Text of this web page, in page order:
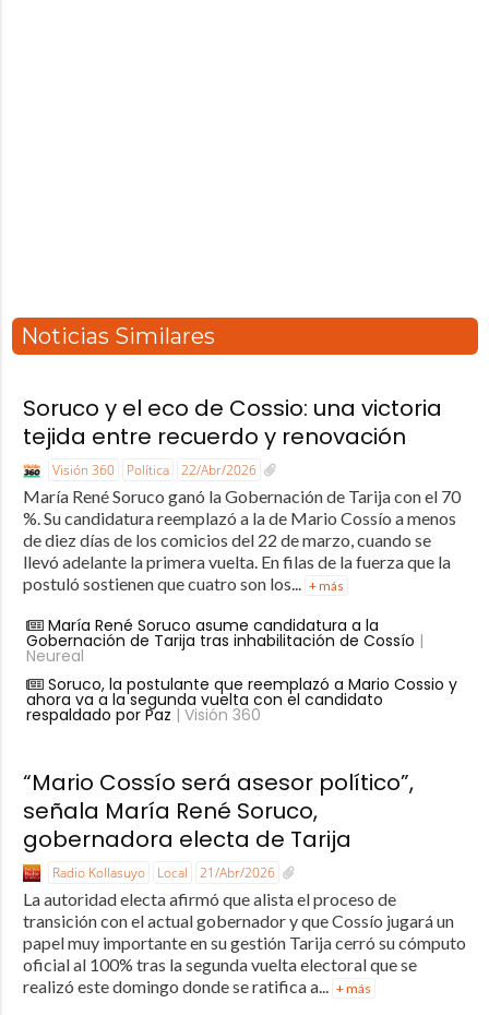
Noticias Similares
Soruco y el eco de Cossio: una victoria
tejida entre recuerdo y renovación
Visión 360 Política 22/Abr/2026
María René Soruco ganó la Gobernación de Tarija con el 70
%. Su candidatura reemplazó a la de Mario Cossío a menos
de diez días de los comicios del 22 de marzo, cuando se
llevó adelante la primera vuelta. En filas de la fuerza que la
postuló sostienen que cuatro son los... + más
María René Soruco asume candidatura a la
Gobernación de Tarija tras inhabilitación de Cossío |
Neureal
Soruco, la postulante que reemplazó a Mario Cossio y
ahora va a la segunda vuelta con el candidato
respaldado por Paz | Visión 360
“Mario Cossío será asesor político”,
señala María René Soruco,
gobernadora electa de Tarija
Radio Kollasuyo Local 21/Abr/2026
La autoridad electa afirmó que alista el proceso de
transición con el actual gobernador y que Cossío jugará un
papel muy importante en su gestión Tarija cerró su cómputo
oficial al 100% tras la segunda vuelta electoral que se
realizó este domingo donde se ratifica a...
+ más